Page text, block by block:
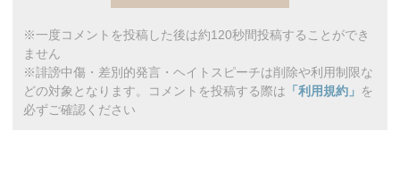
※一度コメントを投稿した後は約120秒間投稿することができ
ません
※誹謗中傷・差別的発言・ヘイトスピーチは削除や利用制限な
どの対象となります。コメントを投稿する際は 「利用規約」 を
必ずご確認ください